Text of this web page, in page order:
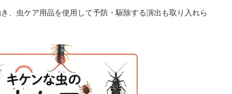
、虫ケア用品を使用して予防・駆除する演出も取り入れら